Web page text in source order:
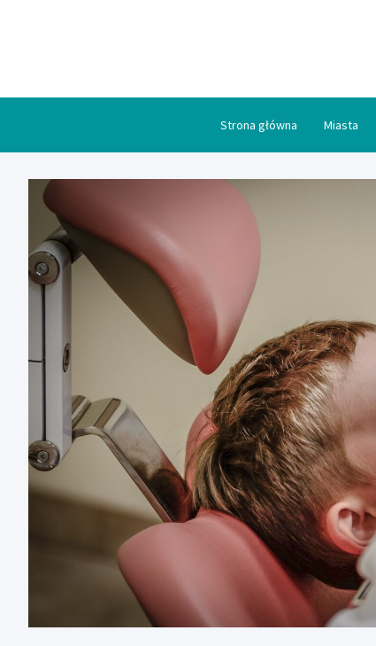
Strona główna Miasta